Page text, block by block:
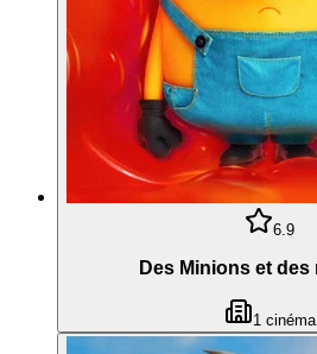
6.9
Des Minions et
1cinéma